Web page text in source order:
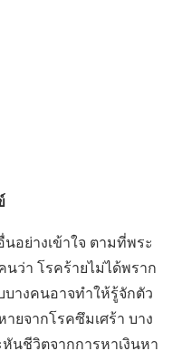
อย่างเข้าใจ ตามที่พระ
ว่า โรคร้ายไม่ได้พราก
บางคนอาจทำให้รู้จักตัว
ยจากโรคซึมเศร้า บาง
นชีวิตจากการหาเงินหา